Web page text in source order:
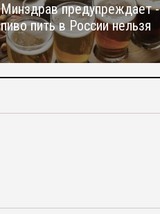
Минздрав предупреждает -
пиво пить в России нельзя